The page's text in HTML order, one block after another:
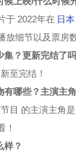
于 2022年在 日本
放细节以及票房
集？更新完结了
至完结！
有哪些？主演主
目 的主演主角是
！
样？